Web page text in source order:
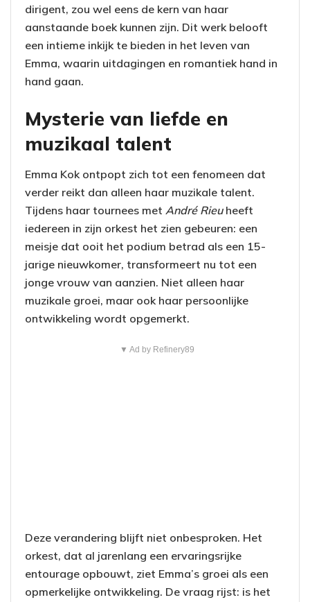
dirigent, zou wel eens de kern van haar
aanstaande boek kunnen zijn. Dit werk belooft
een intieme inkijk te bieden in het leven van
Emma, waarin uitdagingen en romantiek hand in
hand gaan.
Mysterie van liefde en
muzikaal talent
Emma Kok ontpopt zich tot een fenomeen dat
verder reikt dan alleen haar muzikale talent.
Tijdens haar tournees met André Rieuheeft
iedereen in zijn orkest het zien gebeuren: een
meisje dat ooit het podium betrad als een 15-
jarige nieuwkomer, transformeert nu tot een
jonge vrouw van aanzien. Niet alleen haar
muzikale groei, maar ook haar persoonlijke
ontwikkeling wordt opgemerkt.
▼ Ad by Refinery89
Deze verandering blijft niet onbesproken. Het
orkest, dat al jarenlang een ervaringsrijke
entourage opbouwt, ziet Emma’s groei als een
opmerkelijke ontwikkeling. De vraag rijst: is het